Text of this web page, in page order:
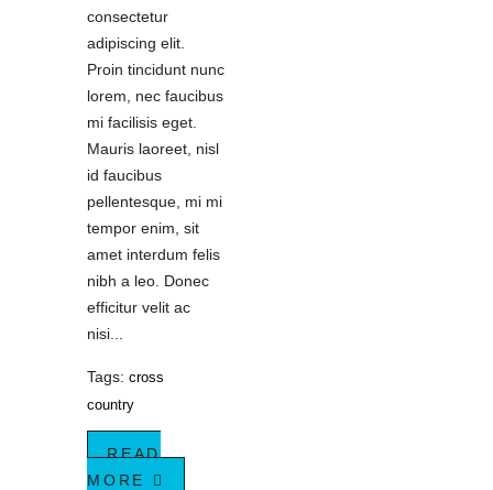
consectetur
adipiscing elit.
Proin tincidunt nunc
lorem, nec faucibus
mi facilisis eget.
Mauris laoreet, nisl
id faucibus
pellentesque, mi mi
tempor enim, sit
amet interdum felis
nibh a leo. Donec
efficitur velit ac
nisi...
Tags: cross
country
READ
MORE